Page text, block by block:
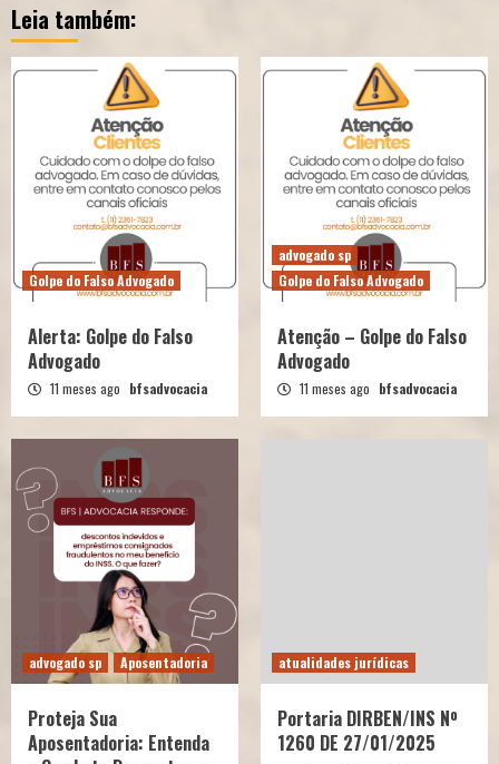
Leia também:
Golpe do Falso Advogado
Alerta: Golpe do Falso
Advogado
11 meses ago bfsadvocacia
advogado sp
Golpe do Falso Advogado
Atenção – Golpe do Falso
Advogado
11 meses ago bfsadvocacia
advogado sp Aposentadoria
Proteja Sua
Aposentadoria: Entenda
atualidades jurídicas
Portaria DIRBEN/INS Nº
1260 DE 27/01/2025